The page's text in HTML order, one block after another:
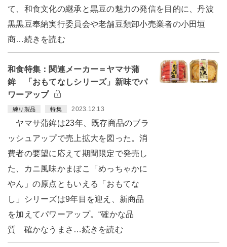
て、和食文化の継承と黒豆の魅力の発信を目的に、丹波
黒黒豆奉納実行委員会や老舗豆類卸小売業者の小田垣
商…続きを読む
和食特集：関連メーカー＝ヤマサ蒲
鉾 「おもてなしシリーズ」新味でパ
ワーアップ
練り製品 特集 2023.12.13
ヤマサ蒲鉾は23年、既存商品のブラ
ッシュアップで売上拡大を図った。消
費者の要望に応えて期間限定で発売し
た、カニ風味かまぼこ「めっちゃかに
やん」の原点ともいえる「おもてな
し」シリーズは9年目を迎え、新商品
を加えてパワーアップ。“確かな品
質 確かなうまさ…続きを読む